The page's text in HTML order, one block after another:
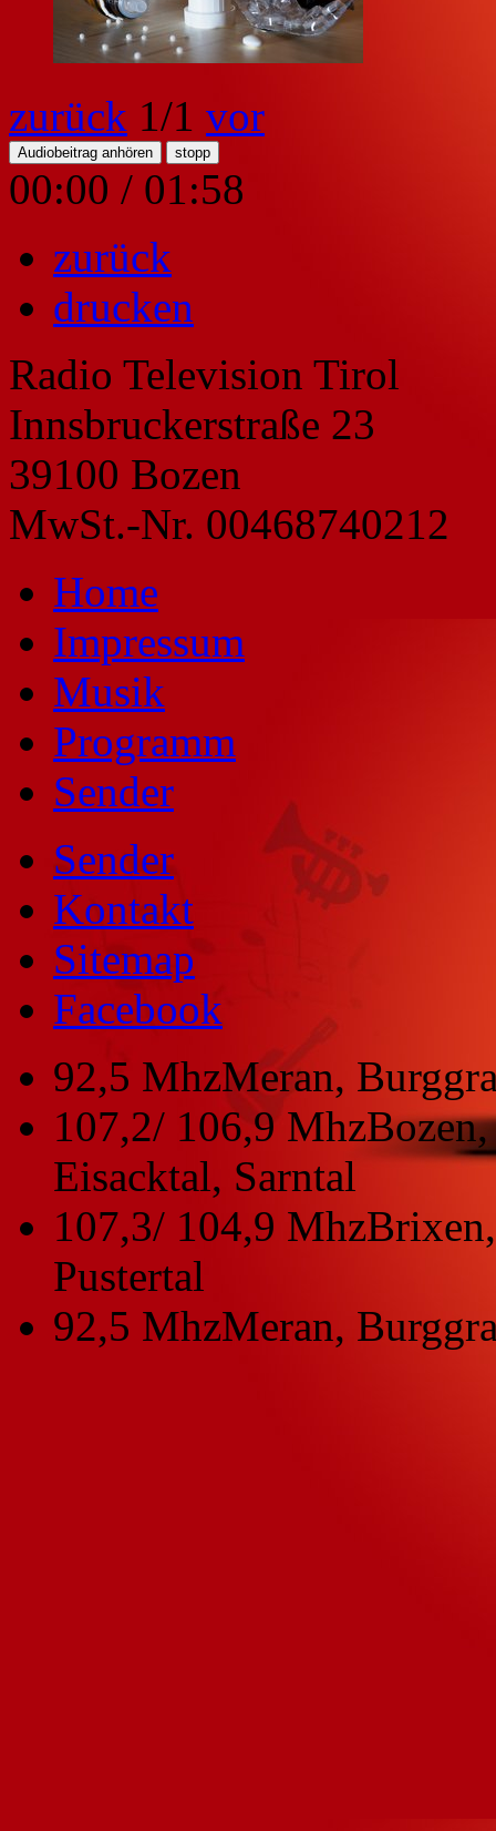
zurück 1/1 vor
Audiobeitrag anhören stopp
00:00 / 01:58
zurück
drucken
Radio Television Tirol
Innsbruckerstraße 23
39100 Bozen
MwSt.-Nr. 00468740212
Home
Impressum
Musik
Programm
Sender
Sender
Kontakt
Sitemap
Facebook
92,5 MhzMeran,
107,2/ 106,9 Mhz
Eisacktal, Sarntal
107,3/ 104,9 Mhz
Pustertal
92,5 MhzMeran,